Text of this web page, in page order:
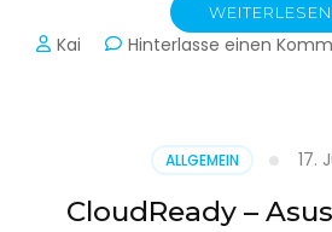
WEITERLESEN
Kai Hinterlasse einen
ALLGEMEIN 17.
CloudReady –